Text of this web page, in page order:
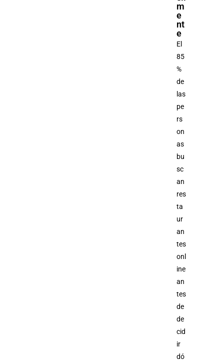
m
e
nt
e
El
85
%
de
las
pe
rs
on
as
bu
sc
an
res
ta
ur
an
tes
onl
ine
an
tes
de
de
cid
ir
dó